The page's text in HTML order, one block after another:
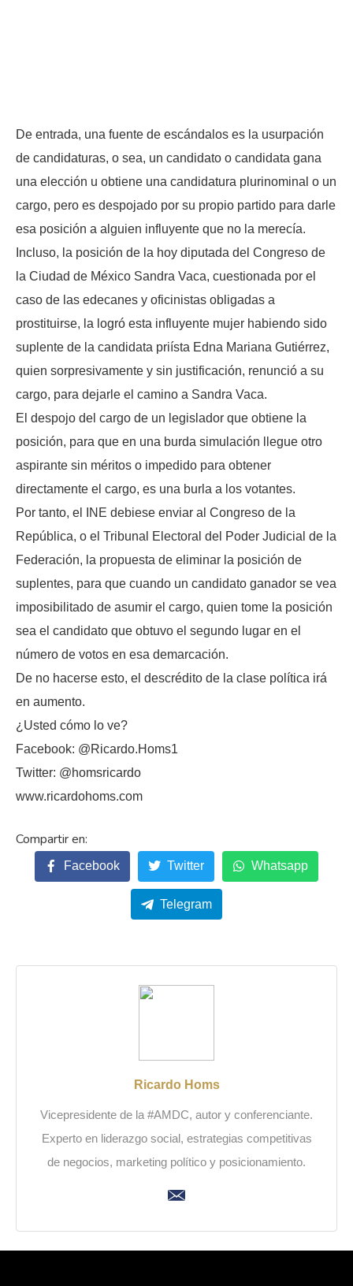
De entrada, una fuente de escándalos es la usurpación
de candidaturas, o sea, un candidato o candidata gana
una elección u obtiene una candidatura plurinominal o un
cargo, pero es despojado por su propio partido para darle
esa posición a alguien influyente que no la merecía.
Incluso, la posición de la hoy diputada del Congreso de
la Ciudad de México Sandra Vaca, cuestionada por el
caso de las edecanes y oficinistas obligadas a
prostituirse, la logró esta influyente mujer habiendo sido
suplente de la candidata priísta Edna Mariana Gutiérrez,
quien sorpresivamente y sin justificación, renunció a su
cargo, para dejarle el camino a Sandra Vaca.
El despojo del cargo de un legislador que obtiene la
posición, para que en una burda simulación llegue otro
aspirante sin méritos o impedido para obtener
directamente el cargo, es una burla a los votantes.
Por tanto, el INE debiese enviar al Congreso de la
República, o el Tribunal Electoral del Poder Judicial de la
Federación, la propuesta de eliminar la posición de
suplentes, para que cuando un candidato ganador se vea
imposibilitado de asumir el cargo, quien tome la posición
sea el candidato que obtuvo el segundo lugar en el
número de votos en esa demarcación.
De no hacerse esto, el descrédito de la clase política irá
en aumento.
¿Usted cómo lo ve?
Facebook: @Ricardo.Homs1
Twitter: @homsricardo
www.ricardohoms.com
Facebook Twitter Whatsapp
Telegram
Ricardo Homs
Vicepresidente de la #AMDC, autor y conferenciante.
Experto en liderazgo social, estrategias competitivas
de negocios, marketing político y posicionamiento.